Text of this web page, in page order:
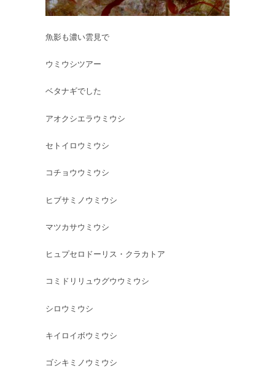
魚影も濃い雲見で
ウミウシツアー
ベタナギでした
アオクシエラウミウシ
セトイロウミウシ
コチョウウミウシ
ヒブサミノウミウシ
マツカサウミウシ
ヒュプセロドーリス・クラカトア
コミドリリュウグウウミウシ
シロウミウシ
キイロイボウミウシ
ゴシキミノウミウシ